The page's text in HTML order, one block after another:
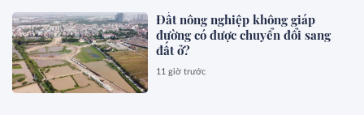
Đất nông nghiệp không giáp
đường có được chuyển đổi sang
đất ở?
11 giờ trước